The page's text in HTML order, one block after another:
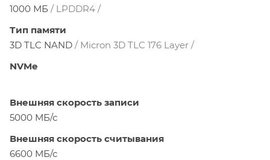
1000 МБ / LPDDR4 /
Тип памяти
3D TLC NAND / Micron 3D TLC 176 Layer /
NVMe
Внешняя скорость записи
5000 МБ/с
Внешняя скорость считывания
6600 МБ/с